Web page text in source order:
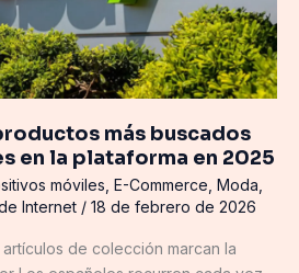
más buscados
en la plataforma en 2025
móviles E-Commerce Moda
Internet / 18 de febrero de 2026
de colección marcan la